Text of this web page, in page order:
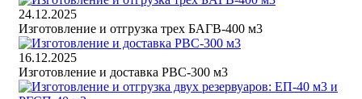
24.12.2025
Изготовление и отгрузка трех БАГВ-400 м3
16.12.2025
Изготовление и доставка РВС-300 м3